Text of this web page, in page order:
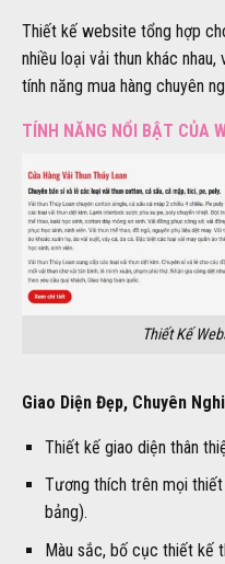
Thiết kế website tổng hợp
nhiều loại vải thun khác
tính năng mua hàng chuyên
TÍNH NĂNG NỔI BẬT CỦA
Thiết Kế
Giao Diện Đẹp, Chuyên
Thiết kế giao diện thân
Tương thích trên mọi
bảng).
Màu sắc, bố cục thiết kế